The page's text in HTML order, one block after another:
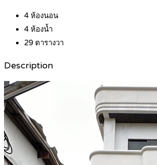
4 ห้องนอน
4 ห้องน้ำ
29 ตารางวา
Description